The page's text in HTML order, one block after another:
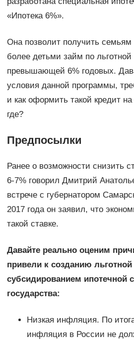
«Ипотека 6%».
Она позволит получить
более детьми займ по льготной
превышающей 6% годовых.
условия данной программы,
и как оформить такой кредит
где?
Предпосылки
Ранее о возможности снизить
6-7% говорил Дмитрий
встрече с губернатором
2017 года он заявил, что
такой ставке.
Давайте реально оценим
привели к созданию льготной
субсидированием ипотечной
государства:
Низкая инфляция. По
инфляция в России не